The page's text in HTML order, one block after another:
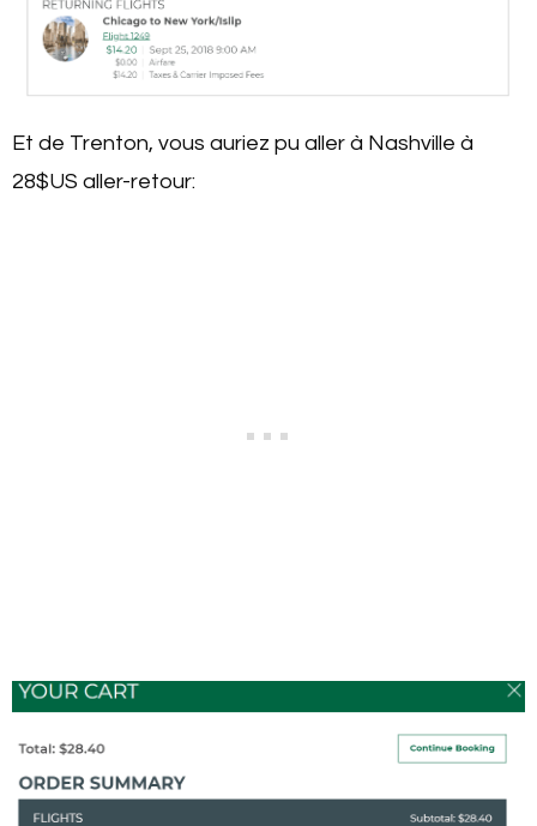
Et de Trenton, vous auriez pu aller à Nashville à
28$US aller-retour: